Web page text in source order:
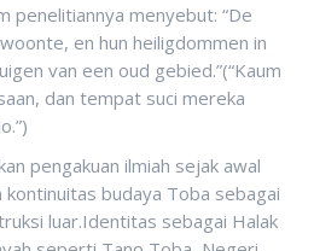
penelitiannya menyebut: “De
en hun heiligdommen in
van een oud gebied.”(“Kaum
dan tempat suci mereka
pengakuan ilmiah sejak awal
budaya Toba sebagai
luar.Identitas sebagai Halak